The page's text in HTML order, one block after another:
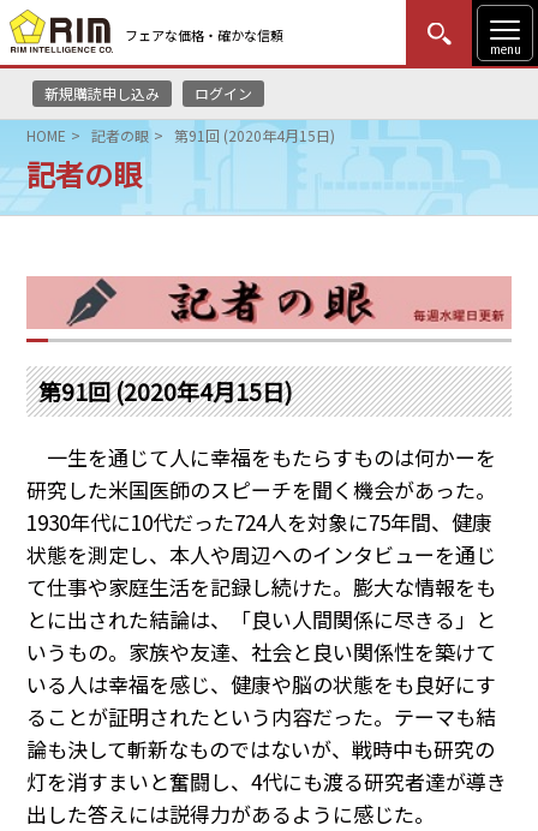
フェアな価格・確かな信頼
menu
新規購読申し込み ログイン
MENU
更新 はじめての方
HOME
リムレポート
研修・セミナー
コンサルティング
PRA原則
Q & A
会社概要
お問い合わせ
年間休刊日
サイトマップ
採用情報
English Website
瑞姆亜太能源諮問(北京)
Rim Energy Media(韓国語)
HOME 記者の眼 第91回 (2020年4月15日)
記者の眼
第91回 (2020年4月15日)
一生を通じて人に幸福をもたらすものは何かーを
研究した米国医師のスピーチを聞く機会があった。
1930年代に10代だった724人を対象に75年間、健康
状態を測定し、本人や周辺へのインタビューを通じ
て仕事や家庭生活を記録し続けた。膨大な情報をも
とに出された結論は、「良い人間関係に尽きる」と
いうもの。家族や友達、社会と良い関係性を築けて
いる人は幸福を感じ、健康や脳の状態をも良好にす
ることが証明されたという内容だった。テーマも結
論も決して斬新なものではないが、戦時中も研究の
灯を消すまいと奮闘し、4代にも渡る研究者達が導き
出した答えには説得力があるように感じた。